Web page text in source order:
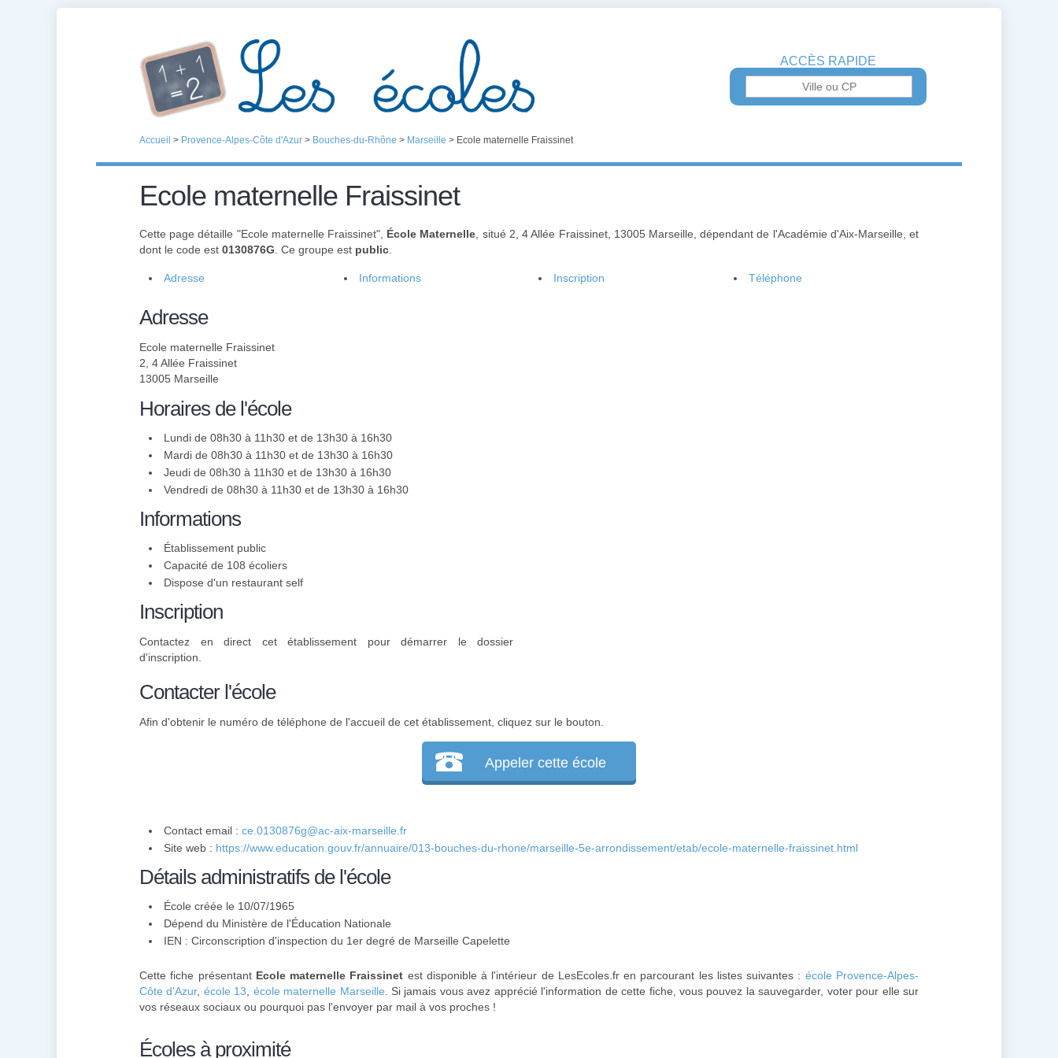
ACCÈS RAPIDE
Accueil > Provence-Alpes-Côte d'Azur > Bouches-du-Rhône > Marseille > Ecole maternelle Fraissinet
Ecole maternelle Fraissinet
Cette page détaille "Ecole maternelle Fraissinet", École Maternelle , situé 2, 4 Allée Fraissinet, 13005 Marseille, dépendant de l'Académie d'Aix-Marseille, et
dont le code est 0130876G . Ce groupe est public
Adresse Informations Inscription Téléphone
Adresse
Ecole maternelle Fraissinet
2, 4 Allée Fraissinet
13005 Marseille
Horaires de l'école
Lundi de 08h30 à 11h30 et de 13h30 à 16h30
Mardi de 08h30 à 11h30 et de 13h30 à 16h30
Jeudi de 08h30 à 11h30 et de 13h30 à 16h30
Vendredi de 08h30 à 11h30 et de 13h30 à 16h30
Informations
Établissement public
Capacité de 108 écoliers
Dispose d'un restaurant self
Inscription
Contactez en direct cet établissement pour démarrer le dossier
d'inscription.
Contacter l'école
Afin d'obtenir le numéro de téléphone de l'accueil de cet établissement, cliquez sur le bouton.
Appeler cette école
Contact email : ce.0130876g@ac-aix-marseille.fr
Site web : https://www.education.gouv.fr/annuaire/013-bouches-du-rhone/marseille-5e-arrondissement/etab/ecole-maternelle-fraissinet.html
Détails administratifs de l'école
École créée le 10/07/1965
Dépend du Ministère de l'Éducation Nationale
IEN : Circonscription d'inspection du 1er degré de Marseille Capelette
Cette fiche présentant Ecole maternelle Fraissinet est disponible à l'intérieur de LesEcoles.fr en parcourant les listes suivantes : école Provence-Alpes-
Côte d'Azur, école 13 école maternelle Marseille . Si jamais vous avez apprécié l'information de cette fiche, vous pouvez la sauvegarder, voter pour elle sur
vos réseaux sociaux ou pourquoi pas l'envoyer par mail à vos proches !
Écoles à proximité